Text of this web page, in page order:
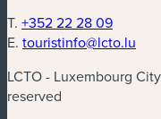
T. +352 22 28 09
E. touristinfo@lcto.lu
LCTO - Luxembourg
reserved